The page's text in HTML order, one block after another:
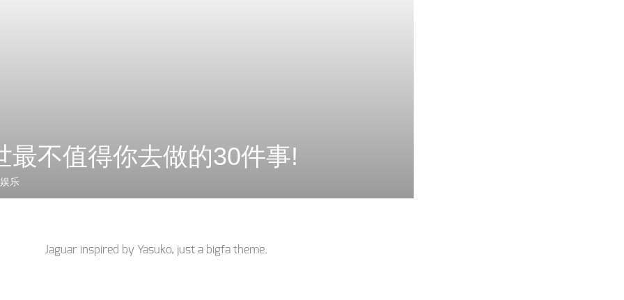
最不值得你去做的30件事!
乐
Jaguar inspired by Yasuko, just a bigfa theme.